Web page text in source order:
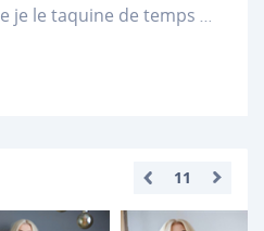
je le taquine de temps ...
11